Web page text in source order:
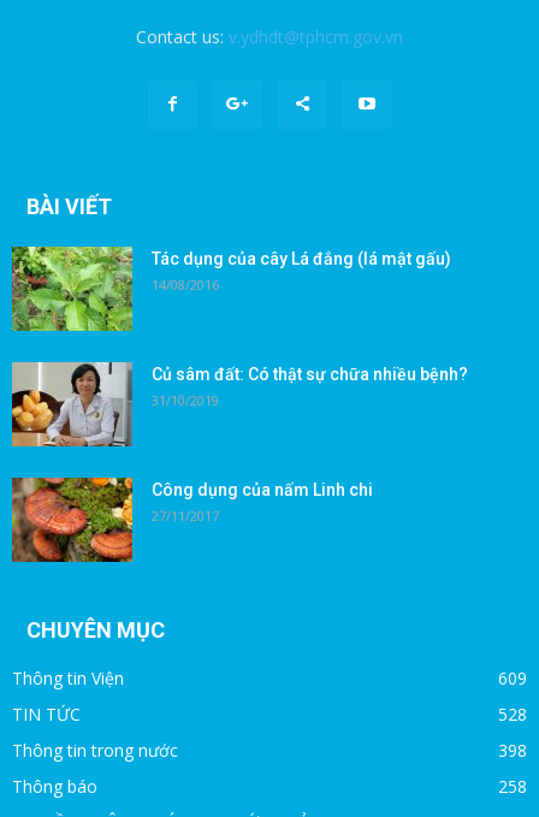
Contact us: v.ydhdt@tphcm.gov.vn
BÀI VIẾT
Tác dụng của cây Lá đắng (lá mật gấu)
14/08/2016
Củ sâm đất: Có thật sự chữa nhiều bệnh?
31/10/2019
Công dụng của nấm Linh chi
27/11/2017
CHUYÊN MỤC
Thông tin Viện
609
TIN TỨC
528
Thông tin trong nước
398
Thông báo
258